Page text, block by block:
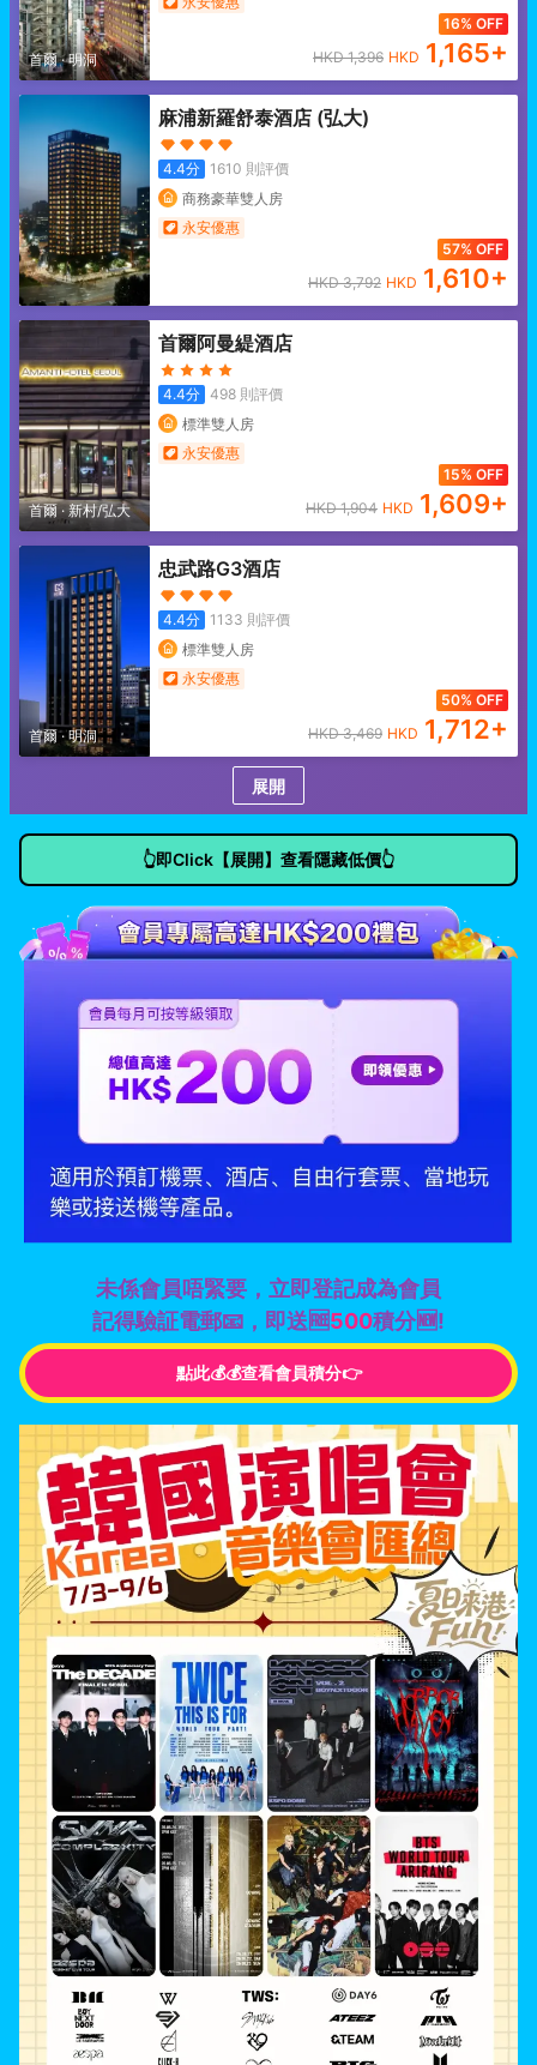
首爾·明洞
16% OFF
HKD1,396 HKD 1,165+
麻浦新羅舒泰酒店 (弘大)
4.4分 1610 則評價
商務豪華雙人房
永安優惠
57% OFF
HKD3,792 HKD 1,610+
首爾·新村/弘大
首爾阿曼緹酒店
4.4分 498則評價
標準雙人房
永安優惠
15% OFF
HKD1,904 HKD 1,609+
首爾·明洞
忠武路G3酒店
4.4分 1133 則評價
標準雙人房
永安優惠
50% OFF
HKD3,469 HKD 1,712+
展開
👆即Click【展開】查看隱藏低價👆
未係會員唔緊要，立即登記成為會員
記得驗証電郵📧，即送🆓500積分🆕!
點此💰💰查看會員積分👉